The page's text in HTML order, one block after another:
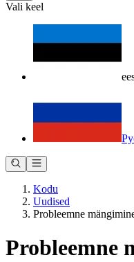
Vali keel
Kodu
Uudised
Probleemne
Probleemne